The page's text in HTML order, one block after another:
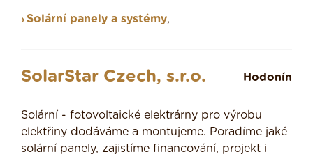
Solární panely a systémy,
SolarStar Czech, s.r.o. Hodonín
Solární - fotovoltaické elektrárny pro výrobu
elektřiny dodáváme a montujeme. Poradíme jaké
solární panely, zajistíme financování, projekt i